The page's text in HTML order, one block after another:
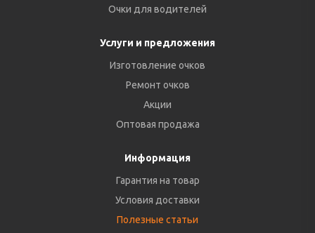
Очки для водителей
Услуги и предложения
Изготовление очков
Ремонт очков
Акции
Оптовая продажа
Информация
Гарантия на товар
Условия доставки
Полезные статьи